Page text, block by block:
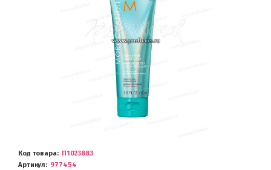
Код товара
П1023883
Артикул
977454